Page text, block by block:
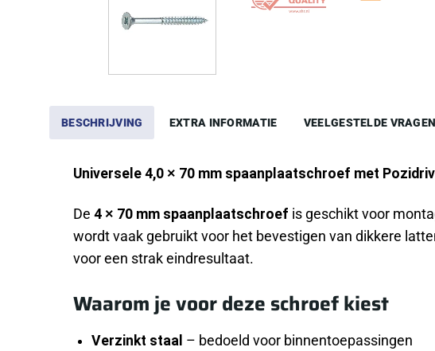
BESCHRIJVING EXTRA INFORMATIE VEELGESTELDE VRAGEN
Universele 4,0 × 70 mm spaanplaatschroef met
De 4 × 70 mm spaanplaatschroef is geschikt voor
wordt vaak gebruikt voor het bevestigen van dikkere
voor een strak eindresultaat.
Waarom je voor deze schroef kiest
Verzinkt staal – bedoeld voor binnentoepassingen